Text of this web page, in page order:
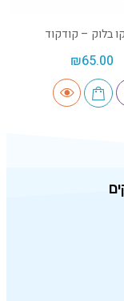
בלוק – קודקוד
₪65.00